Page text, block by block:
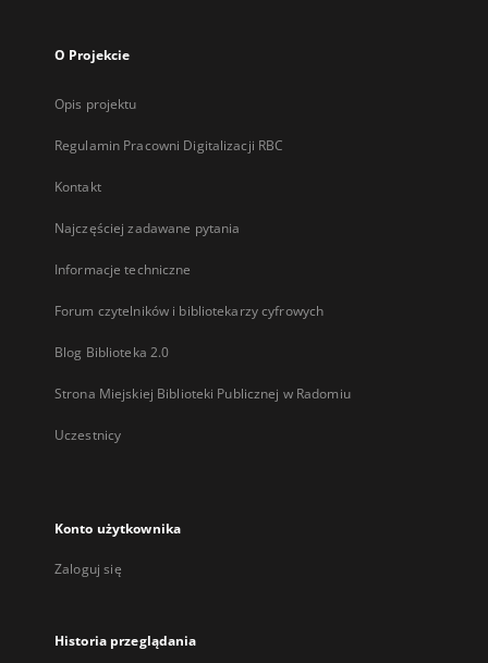
O Projekcie
Opis projektu
Regulamin Pracowni Digitalizacji RBC
Kontakt
Najczęściej zadawane pytania
Informacje techniczne
Forum czytelników i bibliotekarzy cyfrowych
Blog Biblioteka 2.0
Strona Miejskiej Biblioteki Publicznej w Radomiu
Uczestnicy
Konto użytkownika
Zaloguj się
Historia przeglądania